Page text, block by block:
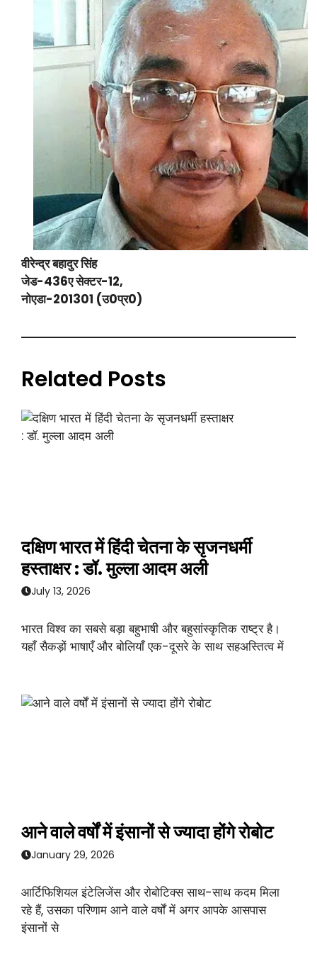
वीरेन्द्र बहादुर सिंह
जेड-436ए सेक्टर-12,
नोएडा-201301 (उ0प्र0)
Related Posts
दक्षिण भारत में हिंदी चेतना के सृजनधर्मी
हस्ताक्षर : डॉ. मुल्ला आदम अली
July 13, 2026
भारत विश्व का सबसे बड़ा बहुभाषी और बहुसांस्कृतिक राष्ट्र है।
यहाँ सैकड़ों भाषाएँ और बोलियाँ एक-दूसरे के साथ सहअस्तित्व में
आने वाले वर्षों में इंसानों से ज्यादा होंगे रोबोट
January 29, 2026
आर्टिफिशियल इंटेलिजेंस और रोबोटिक्स साथ-साथ कदम मिला
रहे हैं, उसका परिणाम आने वाले वर्षों में अगर आपके आसपास
इंसानों से